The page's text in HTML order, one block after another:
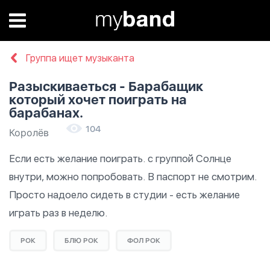
Группа ищет музыканта
Разыскиваеться - Барабащик
который хочет поиграть на
барабанах.
Королёв 104
Если есть желание поиграть. с группой Солнце
внутри, можно попробовать. В паспорт не смотрим.
Просто надоело сидеть в студии - есть желание
играть раз в неделю.
РОК БЛЮ РОК ФОЛ РОК